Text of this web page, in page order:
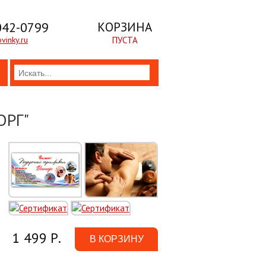
КОРЗИНА
ПУСТА
0799
1 499 Р. В КОРЗИНУ